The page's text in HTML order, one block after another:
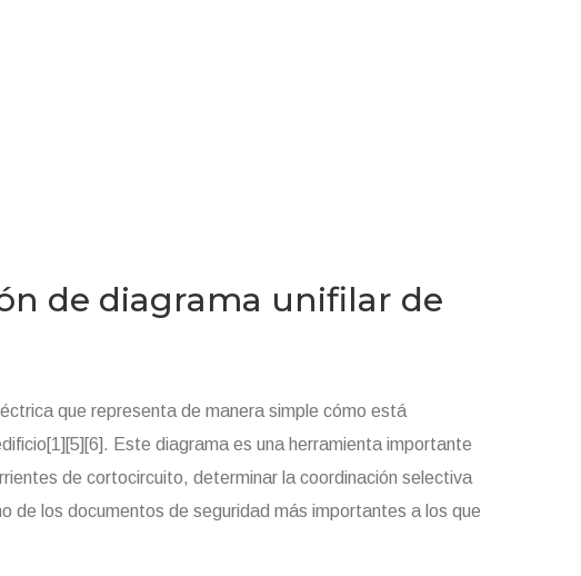
de diagrama unifilar de
que representa de manera simple cómo está
Este diagrama es una herramienta importante
de cortocircuito, determinar la coordinación selectiva
de los documentos de seguridad más importantes a los que